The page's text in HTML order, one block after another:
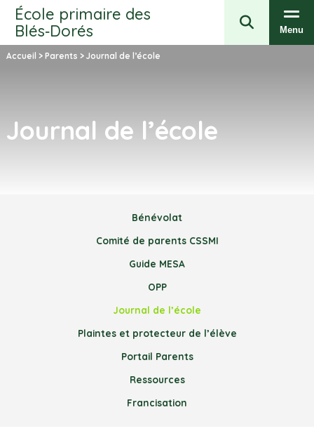
École primaire des
Blés‑Dorés
Menu
Accueil > Parents > Journal de l’école
Journal de l’école
Bénévolat
Comité de parents CSSMI
Guide MESA
OPP
Journal de l’école
Plaintes et protecteur de l’élève
Portail Parents
Ressources
Francisation